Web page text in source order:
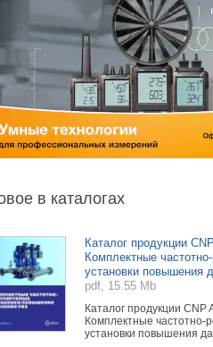
в каталогах
Каталог продукции
Комплектные
установки повышения
pdf, 15.55 Mb
Каталог продукции CNP
Комплектные частотно-
установки повышения